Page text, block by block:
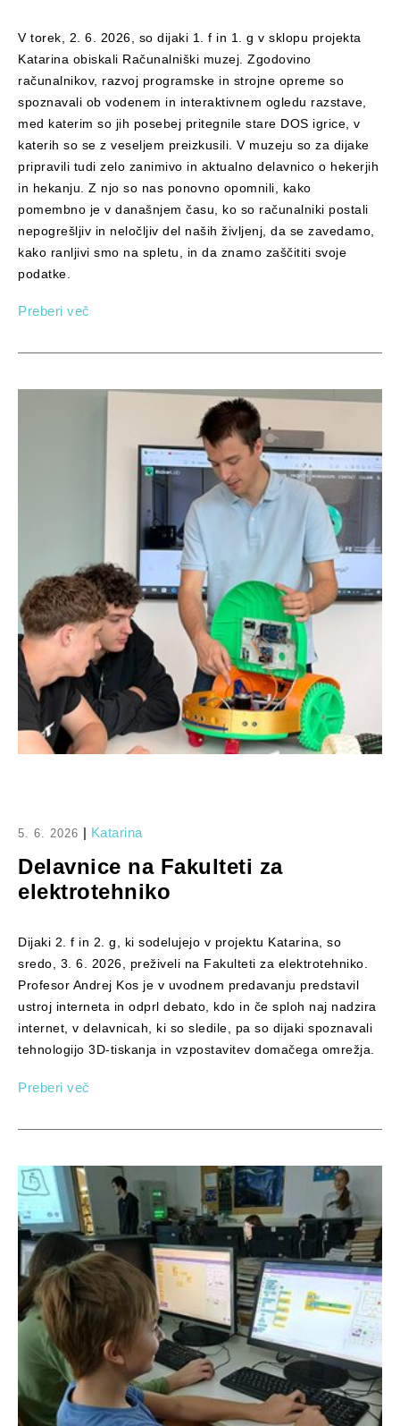
V torek, 2. 6. 2026, so dijaki 1. f in 1. g v sklopu projekta
Katarina obiskali Računalniški muzej. Zgodovino
računalnikov, razvoj programske in strojne opreme so
spoznavali ob vodenem in interaktivnem ogledu razstave,
med katerim so jih posebej pritegnile stare DOS igrice, v
katerih so se z veseljem preizkusili. V muzeju so za dijake
pripravili tudi zelo zanimivo in aktualno delavnico o hekerjih
in hekanju. Z njo so nas ponovno opomnili, kako
pomembno je v današnjem času, ko so računalniki postali
nepogrešljiv in neločljiv del naših življenj, da se zavedamo,
kako ranljivi smo na spletu, in da znamo zaščititi svoje
podatke.
Preberi več
5. 6. 2026 | Katarina
Delavnice na Fakulteti za
elektrotehniko
Dijaki 2. f in 2. g, ki sodelujejo v projektu Katarina, so
sredo, 3. 6. 2026, preživeli na Fakulteti za elektrotehniko.
Profesor Andrej Kos je v uvodnem predavanju predstavil
ustroj interneta in odprl debato, kdo in če sploh naj nadzira
internet, v delavnicah, ki so sledile, pa so dijaki spoznavali
tehnologijo 3D-tiskanja in vzpostavitev domačega omrežja.
Preberi več